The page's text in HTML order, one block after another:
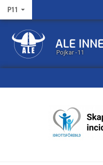
P11
Pojkar -11